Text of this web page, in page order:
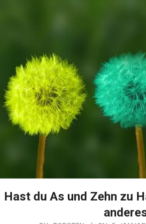
Hast du As und Zehn zu